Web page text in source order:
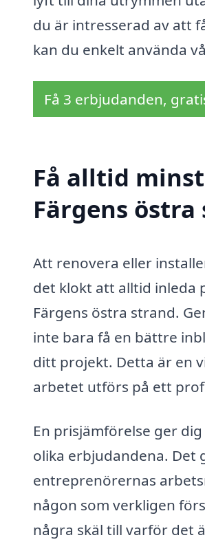
du är intresserad av att
kan du enkelt använda
Få 3 erbjudanden,
Få alltid
Färgens
Att renovera eller
det klokt att alltid inleda
Färgens östra strand.
inte bara få en bättre
ditt projekt. Detta är en
arbetet utförs på ett
En prisjämförelse ger
olika erbjudandena. Det
entreprenörernas
någon som verkligen
några skäl till varför det